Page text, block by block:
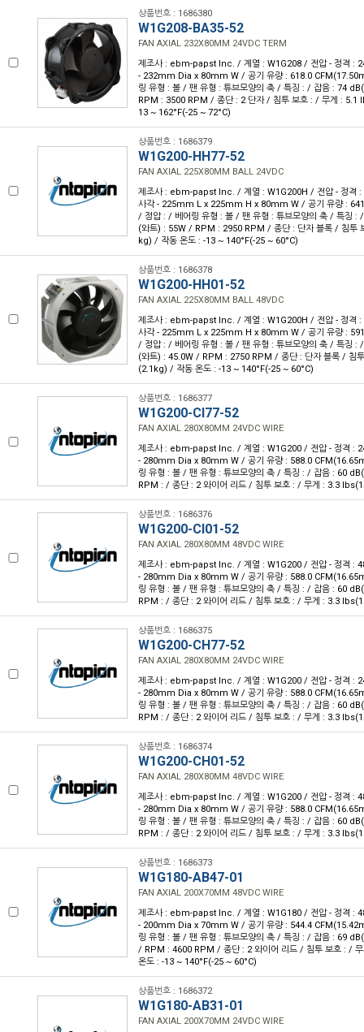
상품번호 : 1686380
W1G208-BA35-52
FAN AXIAL 232X80MM 24VDC TERM
제조사 : ebm-papst Inc. / 계열 : W1G208 / 전압 - 정격 :
- 232mm Dia x 80mm W / 공기 유량 : 618.0
링 유형 : 볼 / 팬 유형 : 튜브모양의 축 / 특징 : / 잡음 : 74
RPM : 3500 RPM / 종단 : 2 단자 / 침투 보호 : / 무게 : 5.1
13 ~ 162°F(-25 ~ 72°C)
상품번호 : 1686379
W1G200-HH77-52
FAN AXIAL 225X80MM BALL 24VDC
제조사 : ebm-papst Inc. / 계열 : W1G200H / 전압 - 정격 :
사각 - 225mm L x 225mm H x 80mm W / 공기 유량 :
/ 정압 : / 베어링 유형 : 볼 / 팬 유형 : 튜브모양의 축 / 특징
(와트) : 55W / RPM : 2950 RPM / 종단 : 단자 블록 / 침투
kg) / 작동 온도 : -13 ~ 140°F(-25 ~ 60°C)
상품번호 : 1686378
W1G200-HH01-52
FAN AXIAL 225X80MM BALL 48VDC
제조사 : ebm-papst Inc. / 계열 : W1G200H / 전압 - 정격 :
사각 - 225mm L x 225mm H x 80mm W / 공기 유량 :
/ 정압 : / 베어링 유형 : 볼 / 팬 유형 : 튜브모양의 축 / 특징
(와트) : 45.0W / RPM : 2750 RPM / 종단 : 단자 블록 / 침
(2.1kg) / 작동 온도 : -13 ~ 140°F(-25 ~ 60°C)
상품번호 : 1686377
W1G200-CI77-52
FAN AXIAL 280X80MM 24VDC WIRE
제조사 : ebm-papst Inc. / 계열 : W1G200 / 전압 - 정격 :
- 280mm Dia x 80mm W / 공기 유량 : 588.0
링 유형 : 볼 / 팬 유형 : 튜브모양의 축 / 특징 : / 잡음 : 60
RPM : / 종단 : 2 와이어 리드 / 침투 보호 : / 무게 : 3.3
상품번호 : 1686376
W1G200-CI01-52
FAN AXIAL 280X80MM 48VDC WIRE
제조사 : ebm-papst Inc. / 계열 : W1G200 / 전압 - 정격 :
- 280mm Dia x 80mm W / 공기 유량 : 588.0
링 유형 : 볼 / 팬 유형 : 튜브모양의 축 / 특징 : / 잡음 : 60
RPM : / 종단 : 2 와이어 리드 / 침투 보호 : / 무게 : 3.3
상품번호 : 1686375
W1G200-CH77-52
FAN AXIAL 280X80MM 24VDC WIRE
제조사 : ebm-papst Inc. / 계열 : W1G200 / 전압 - 정격 :
- 280mm Dia x 80mm W / 공기 유량 : 588.0
링 유형 : 볼 / 팬 유형 : 튜브모양의 축 / 특징 : / 잡음 : 60
RPM : / 종단 : 2 와이어 리드 / 침투 보호 : / 무게 : 3.3
상품번호 : 1686374
W1G200-CH01-52
FAN AXIAL 280X80MM 48VDC WIRE
제조사 : ebm-papst Inc. / 계열 : W1G200 / 전압 - 정격 :
- 280mm Dia x 80mm W / 공기 유량 : 588.0
링 유형 : 볼 / 팬 유형 : 튜브모양의 축 / 특징 : / 잡음 : 60
RPM : / 종단 : 2 와이어 리드 / 침투 보호 : / 무게 : 3.3
상품번호 : 1686373
W1G180-AB47-01
FAN AXIAL 200X70MM 48VDC WIRE
제조사 : ebm-papst Inc. / 계열 : W1G180 / 전압 - 정격 :
- 200mm Dia x 70mm W / 공기 유량 : 544.4
링 유형 : 볼 / 팬 유형 : 튜브모양의 축 / 특징 : / 잡음 : 69
/ RPM : 4600 RPM / 종단 : 2 와이어 리드 / 침투 보호 : /
온도 : -13 ~ 140°F(-25 ~ 60°C)
상품번호 : 1686372
W1G180-AB31-01
FAN AXIAL 200X70MM 24VDC WIRE